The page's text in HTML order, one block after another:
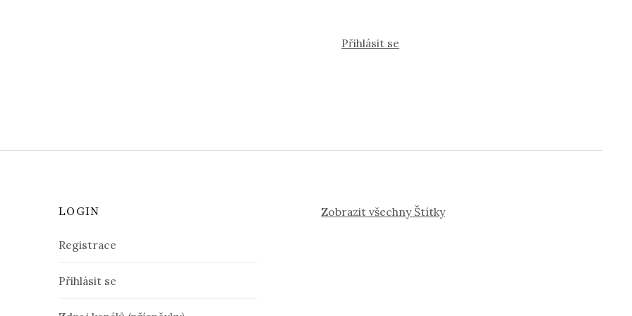
Přihlásit se
LOGIN
Registrace
Přihlásit se
Zobrazit všechny Štítky